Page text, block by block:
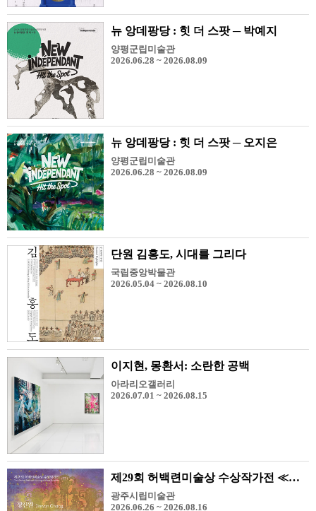
뉴 앙데팡당 : 힛 더 스팟 ─ 박예지
양평군립미술관
2026.06.28 ~ 2026.08.09
뉴 앙데팡당 : 힛 더 스팟 ─ 오지은
양평군립미술관
2026.06.28 ~ 2026.08.09
단원 김홍도, 시대를 그리다
국립중앙박물관
2026.05.04 ~ 2026.08.10
이지현, 몽환서: 소란한 공백
아라리오갤러리
2026.07.01 ~ 2026.08.15
제29회 허백련미술상 수상작가전 ≪장진원-Glory≫
광주시립미술관
2026.06.26 ~ 2026.08.16